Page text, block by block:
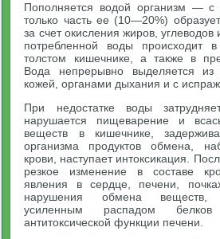
Пополняется водой организм —
только часть ее (10—20%)
за счет окисления жиров,
потребленной воды происходит
толстом кишечнике, а также в
Вода непрерывно выделяется из
кожей, органами дыхания и с
При недостатке воды
нарушается пищеварение и
веществ в кишечнике,
организма продуктов обмена,
крови, наступает интоксикация.
резкое изменение в составе
явления в сердце, печени,
нарушения обмена веществ,
усиленным распадом
антитоксической функции печени.